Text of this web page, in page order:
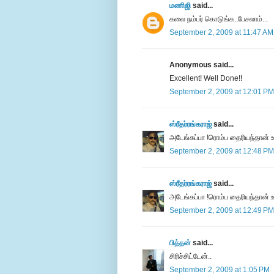
மணிஜி said...
கலை நம்பர் கொடுங்க..பேசலாம்...
September 2, 2009 at 11:47 AM
Anonymous said...
Excellent! Well Done!!
September 2, 2009 at 12:01 PM
ஸ்ரீதர்ரங்கராஜ்said...
அடேங்கப்பா !ரொம்ப தைரியந்தான்
September 2, 2009 at 12:48 PM
ஸ்ரீதர்ரங்கராஜ்said...
அடேங்கப்பா !ரொம்ப தைரியந்தான்
September 2, 2009 at 12:49 PM
பித்தன் said...
சிரிச்சிட்டேன்..
September 2, 2009 at 1:05 PM